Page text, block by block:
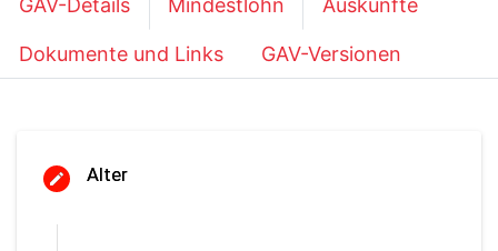
GAV-Details Mindestlohn Auskünfte
Dokumente und Links GAV-Versionen
Alter